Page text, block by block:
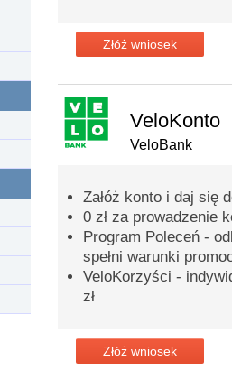
Złóż wniosek
VeloKonto
VeloBank
Załóż konto i daj się
0 zł za prowadzenie
Program Poleceń -
spełni warunki
VeloKorzyści -
zł
Złóż wniosek